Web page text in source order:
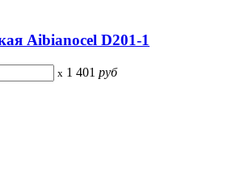
Aibianocel D201-1
x 1 401 руб